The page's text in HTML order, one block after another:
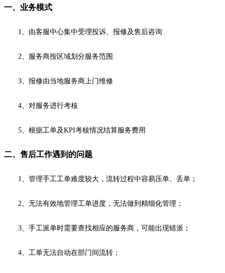
一、业务模式
1、由客服中心集中受理投诉、报修及售后咨询
2、服务商按区域划分服务范围
3、报修由当地服务商上门维修
4、对服务进行考核
5、根据工单及KPI考核情况结算服务费用
二、售后工作遇到的问题
1、管理手工工单难度较大，流转过程中容易压单、丢单；
2、无法有效地管理工单进度，无法做到精细化管理；
3、手工派单时需要查找相应的服务商，可能出现错派；
4、工单无法自动在部门间流转；